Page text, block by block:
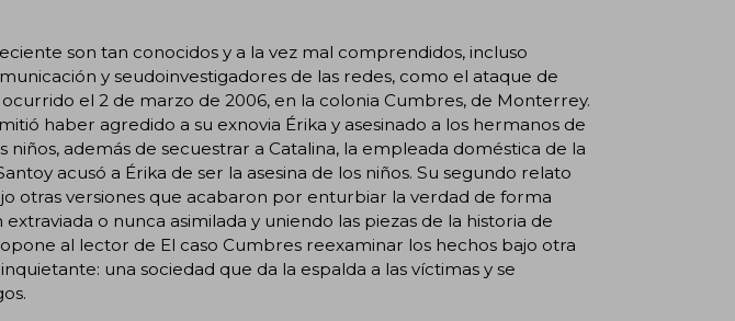
son tan conocidos y a la vez mal comprendidos, incluso
y seudoinvestigadores de las redes, como el ataque de
ocurrido el 2 de marzo de 2006, en la colonia Cumbres, de Monterrey.
haber agredido a su exnovia Érika y asesinado a los hermanos de
niños, además de secuestrar a Catalina, la empleada doméstica de la
acusó a Érika de ser la asesina de los niños. Su segundo relato
otras versiones que acabaron por enturbiar la verdad de forma
o nunca asimilada y uniendo las piezas de la historia de
al lector de El caso Cumbres reexaminar los hechos bajo otra
una sociedad que da la espalda a las víctimas y se